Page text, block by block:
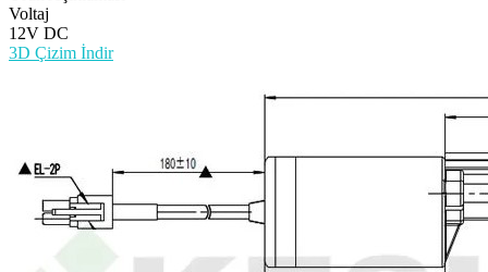
Voltaj
12V DC
3D Çizim İndir